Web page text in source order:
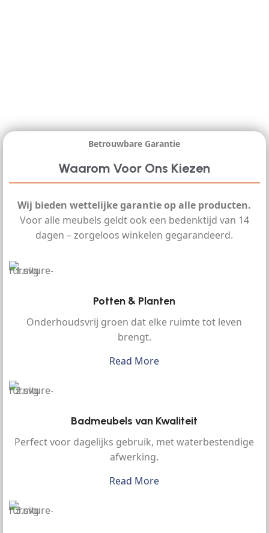
Betrouwbare Garantie
Waarom Voor Ons Kiezen
Wij bieden wettelijke garantie op alle producten.
Voor alle meubels geldt ook een bedenktijd van 14
dagen – zorgeloos winkelen gegarandeerd.
Potten & Planten
Onderhoudsvrij groen dat elke ruimte tot leven
brengt.
Read More
Badmeubels van Kwaliteit
Perfect voor dagelijks gebruik, met waterbestendige
afwerking.
Read More